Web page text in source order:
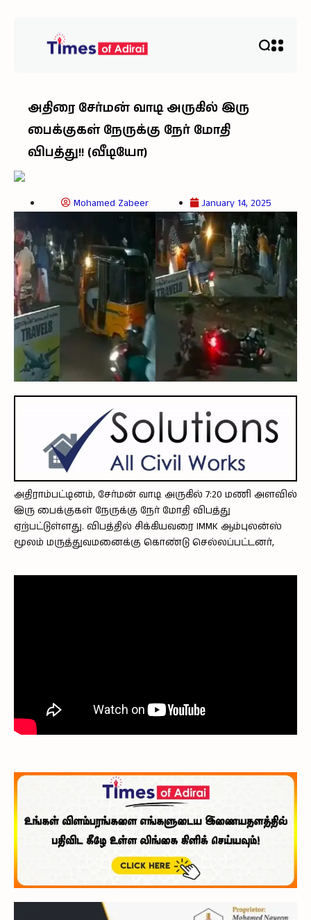
அதிரை சேர்மன் வாடி அருகில் இரு
பைக்குகள் நேருக்கு நேர் மோதி
விபத்து!! (வீடியோ)
Mohamed Zabeer January 14, 2025
அதிராம்பட்டினம், சேர்மன் வாடி அருகில் 7:20 மணி அளவில்
இரு பைக்குகள் நேருக்கு நேர் மோதி விபத்து
ஏற்பட்டுள்ளது. விபத்தில் சிக்கியவரை IMMK ஆம்புலன்ஸ்
மூலம் மருத்துவமனைக்கு கொண்டு செல்லப்பட்டனர்,